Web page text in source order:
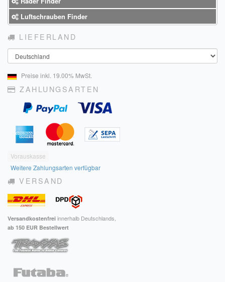
Luftschrauben Finder
LIEFERLAND
Land
Preise inkl. 19.00% MwSt.
ZAHLUNGSARTEN
Vorauskasse
Weitere Zahlungsarten verfügbar
VERSAND
Versandkostenfrei innerhalb Deutschlands,
ab 150 EUR Bestellwert